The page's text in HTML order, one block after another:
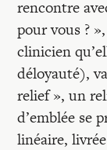
rencontre
pour vous ?
clinicien
déloyauté),
relief », un
d’emblée se
linéaire,